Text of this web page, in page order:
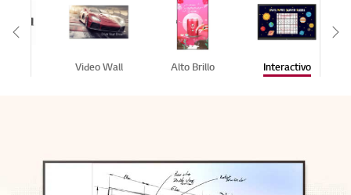
Video Wall Alto Brillo Interactivo
Scroll Left